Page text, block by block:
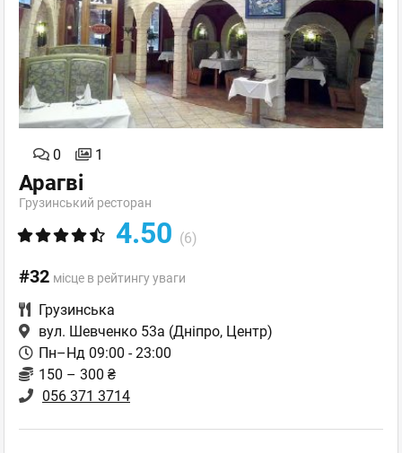
0 1
Арагві
Грузинський ресторан
4.50 (6)
#32 місце в рейтингу уваги
Грузинська
вул. Шевченко 53а (Дніпро, Центр)
Пн–Нд 09:00 - 23:00
150 – 300 ₴
056 371 3714